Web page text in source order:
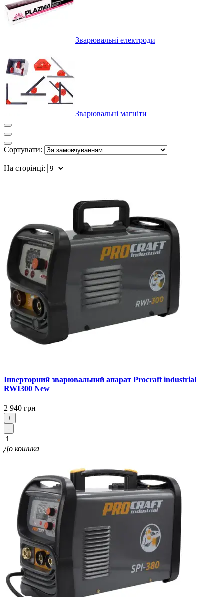
Зварювальні електроди
Зварювальні магніти
Сортувати:
На сторінці:
Інверторний зварювальний апарат Procraft industrial
RWI300 New
2 940 грн
+
-
До кошика